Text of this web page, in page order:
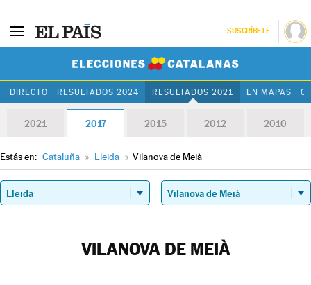
SUSCRÍBETE
DIRECTO RESULTADOS 2024 RESULTADOS 2021 EN MAPAS
2021 2017 2015 2012 2010
Estás en: Cataluña » Lleida » Vilanova de Meià
VILANOVA DE MEIÀ